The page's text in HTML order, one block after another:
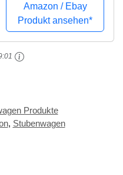
Amazon / Ebay
Produkt ansehen*
Produkte
, Stubenwagen